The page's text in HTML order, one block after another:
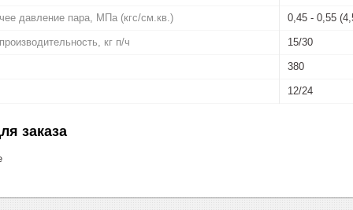
давление пара, МПа (кгс/см.кв.) 0,45 - 0,55
кг п/ч 15/30
380
12/24
заказа